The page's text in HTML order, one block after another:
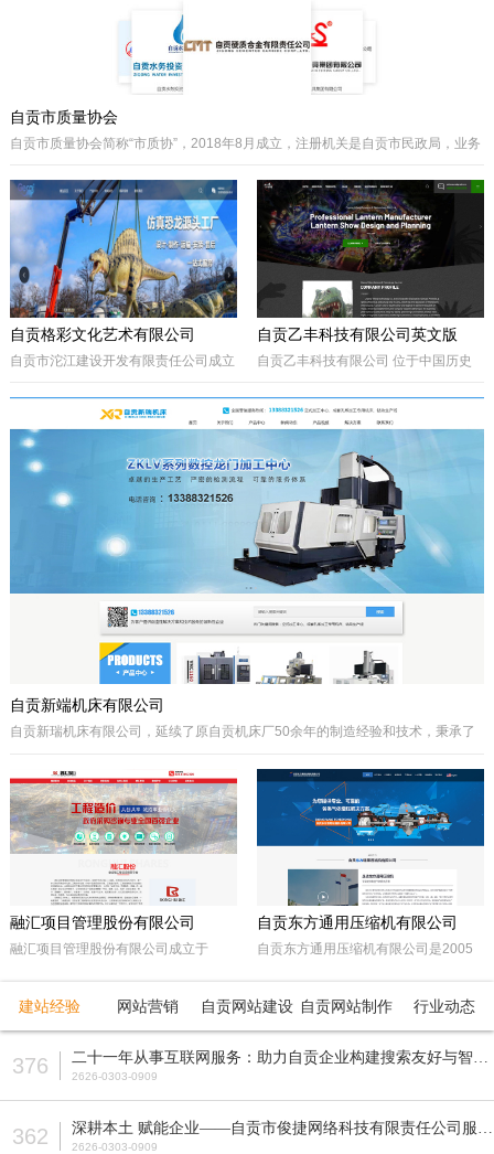
自贡市质量协会
自贡市质量协会简称“市质协”，2018年8月成立，注册机关是自贡市民政局，业务
协会之一，历届会长由主管经济工作的副市长担任，是自贡市市场监督管理局领
导下的全市性质量组织，是我市传播国内外先进质量管理方法、助推质量事业发
展的中坚力量。是联系广大企业和质量工作者的纽带。
自贡乙丰科技有限公司英文版
自贡乙丰科技有限公司 位于中国历史
城”、“千年盐都”美誉的四川省自贡市。
公司自成立以来秉承质量第一、诚信为
本、开拓创兴的经营理念为宗旨，取得
了国内外客户的高度认可。公司拥有优
秀的策划设计团队、实战经验丰富的施
工队伍、科学的管理模式，秉承着创新
的理念、先进的技术、严格的施工管
理、热诚服务的态度为客户创造更大的
自贡格彩文化艺术有限公司
自贡市沱江建设开发有限责任公司成立
于自贡市高新区金泽华府旁，注册资本
10000万元，由自贡市城市建设投资开
发集团有限公司、自贡市鸿宇实业有限
公司、自贡市大安区汇安国有资本投资
运营集团有限公司、自贡市宇盛投资有
限公司等四个国有公司出资组建，市城
投集团控股。公司经营范围是沱江航电
镇、新农村和现代农业建设、移民安置
服务，基础设施及岸线生态建设，河道
疏浚、水环境治理和水资源经营利用，
港口码头装卸与仓储、港口物流...
自贡新端机床有限公司
自贡新瑞机床有限公司，延续了原自贡机床厂50余年的制造经验和技术，秉承了
公司生产：Z系列摇臂钻床、Z系列立式钻床、ZLKV系列数控龙门加工中心、ZLK
系列数控龙门钻床、VMC、立式加工中心、成套孔系加工专用机床、钻攻生产线
等产品的设计、制造。产品广泛应用于模具、机械制造、汽车制造、航空、船
舶、轨道交通、铁塔、钢结构等工业制造及机械加工领域。
融汇项目管理股份有限公司
融汇项目管理股份有限公司成立于
注册资本5000万人民币，是一家以政
产品国际招标代理、工程造价咨询、工
程监理等多元化发展的咨询服务企业。
自贡东方通用压缩机有限公司
自贡东方通用压缩机有限公司是2005
民营企业。由东方锅炉集团动能分厂同
贡市高新工业园区十大重点企业之一。
公司占地面积近70亩，注册资本5200
型、D型、L型、Z型、P型5个系列上百
建站经验 网站营销 自贡网站建设 自贡网站制作 行业动态
376 2626-0303-0909
362 2626-0303-0909